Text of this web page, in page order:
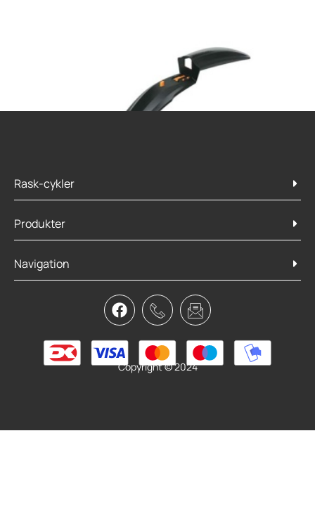
SKS Shockblade 2
249,95 kr.
Tilføj til kurv
Rask-cykler
Produkter
Navigation
Copyright © 2024